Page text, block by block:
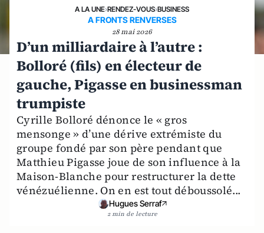
A LA UNE›RENDEZ-VOUS›BUSINESS
A FRONTS RENVERSES
28 mai 2026
D’un milliardaire à l’autre :
Bolloré (fils) en électeur de
gauche, Pigasse en businessman
trumpiste
Cyrille Bolloré dénonce le « gros
mensonge » d’une dérive extrémiste du
groupe fondé par son père pendant que
Matthieu Pigasse joue de son influence à la
Maison-Blanche pour restructurer la dette
vénézuélienne. On en est tout déboussolé...
Hugues Serraf
2 min de lecture